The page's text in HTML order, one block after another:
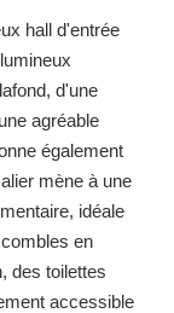
hall d'entrée
d'une
agréable
également
mène à une
idéale
en
des toilettes
accessible